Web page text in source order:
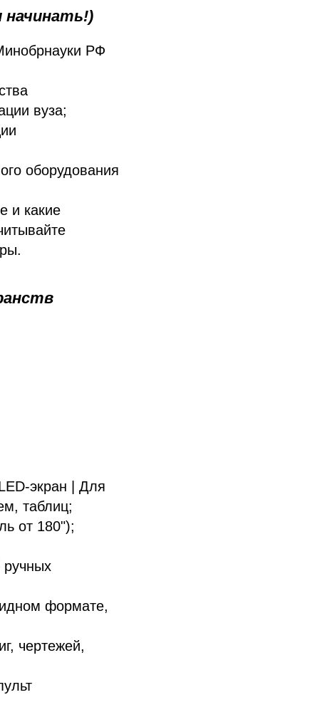
начинать!)
РФ
вуза;
оборудования
и какие
экран | Для
таблиц;
от 180");
формате,
чертежей,